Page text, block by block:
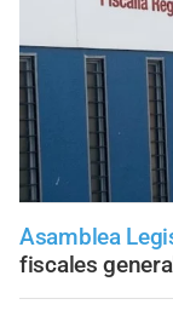
Asamblea
fiscales